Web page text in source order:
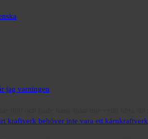
jag varningen
kraftverk behöver inte vara ett kärnkraftverk